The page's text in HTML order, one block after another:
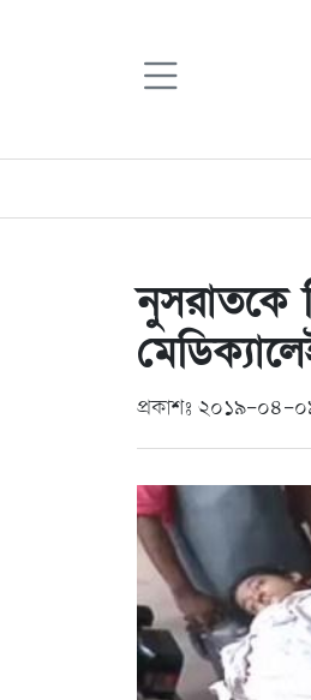
নুসরাতকে
প্রকাশঃ ২০১৯-০৪-